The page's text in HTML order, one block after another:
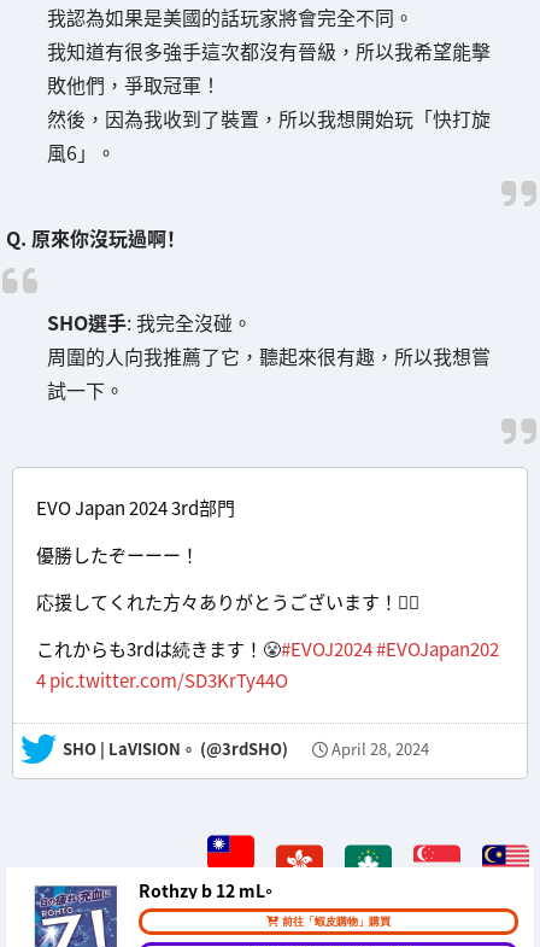
我認為如果是美國的話玩家將會完全不同。
我知道有很多強手這次都沒有晉級，所以我希望能擊
敗他們，爭取冠軍！
然後，因為我收到了裝置，所以我想開始玩「快打旋
風6」。
Q. 原來你沒玩過啊！
SHO選手: 我完全沒碰。
周圍的人向我推薦了它，聽起來很有趣，所以我想嘗
試一下。
EVO Japan 2024 3rd部門
優勝したぞーーー！
応援してくれた方々ありがとうございます！🙇‍♂️
これからも3rdは続きます！😤#EVOJ2024#EVOJapan202
4pic.twitter.com/SD3KrTy44O
— SHO | LaVISION。 (@3rdSHO) April 28, 2024
Rothzy b 12 mL。
前往「蝦皮購物」購買